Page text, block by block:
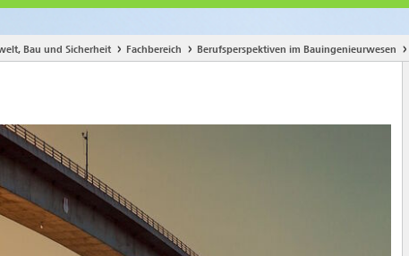
Bau und Sicherheit Fachbereich Berufsperspektiven im Bauingenieurwesen